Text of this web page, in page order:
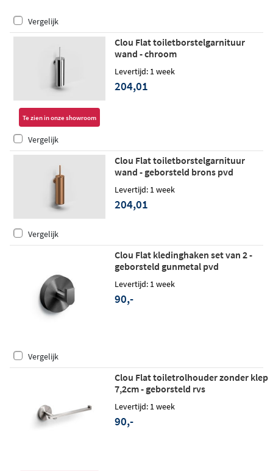
Vergelijk
Te zien in onze showroom
Clou Flat toiletborstelgarnituur
wand - chroom
Levertijd: 1 week
204,01
Vergelijk
Clou Flat toiletborstelgarnituur
wand - geborsteld brons pvd
Levertijd: 1 week
204,01
Vergelijk
Clou Flat kledinghaken set van 2 -
geborsteld gunmetal pvd
Levertijd: 1 week
90,-
Vergelijk
Clou Flat toiletrolhouder zonder klep
7,2cm - geborsteld rvs
Levertijd: 1 week
90,-